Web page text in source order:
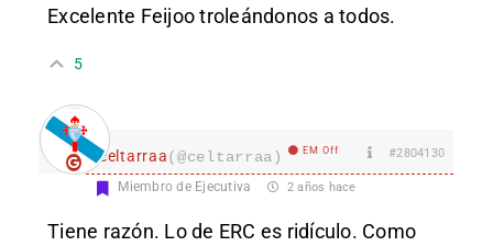
Excelente Feijoo troleándonos a todos.
5
celtarraa(@celtarraa) EM Off #2804130
Miembro de Ejecutiva 2 años hace
Tiene razón. Lo de ERC es ridículo. Como